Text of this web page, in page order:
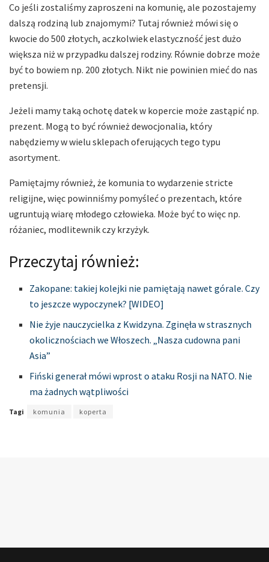
Co jeśli zostaliśmy zaproszeni na komunię, ale pozostajemy
dalszą rodziną lub znajomymi? Tutaj również mówi się o
kwocie do 500 złotych, aczkolwiek elastyczność jest dużo
większa niż w przypadku dalszej rodziny. Równie dobrze może
być to bowiem np. 200 złotych. Nikt nie powinien mieć do nas
pretensji.
Jeżeli mamy taką ochotę datek w kopercie może zastąpić np.
prezent. Mogą to być również dewocjonalia, który
nabędziemy w wielu sklepach oferujących tego typu
asortyment.
Pamiętajmy również, że komunia to wydarzenie stricte
religijne, więc powinniśmy pomyśleć o prezentach, które
ugruntują wiarę młodego człowieka. Może być to więc np.
różaniec, modlitewnik czy krzyżyk.
Przeczytaj również:
Zakopane: takiej kolejki nie pamiętają nawet górale. Czy
to jeszcze wypoczynek? [WIDEO]
Nie żyje nauczycielka z Kwidzyna. Zginęła w strasznych
okolicznościach we Włoszech. „Nasza cudowna pani
Asia”
Fiński generał mówi wprost o ataku Rosji na NATO. Nie
ma żadnych wątpliwości
Tagi komunia koperta